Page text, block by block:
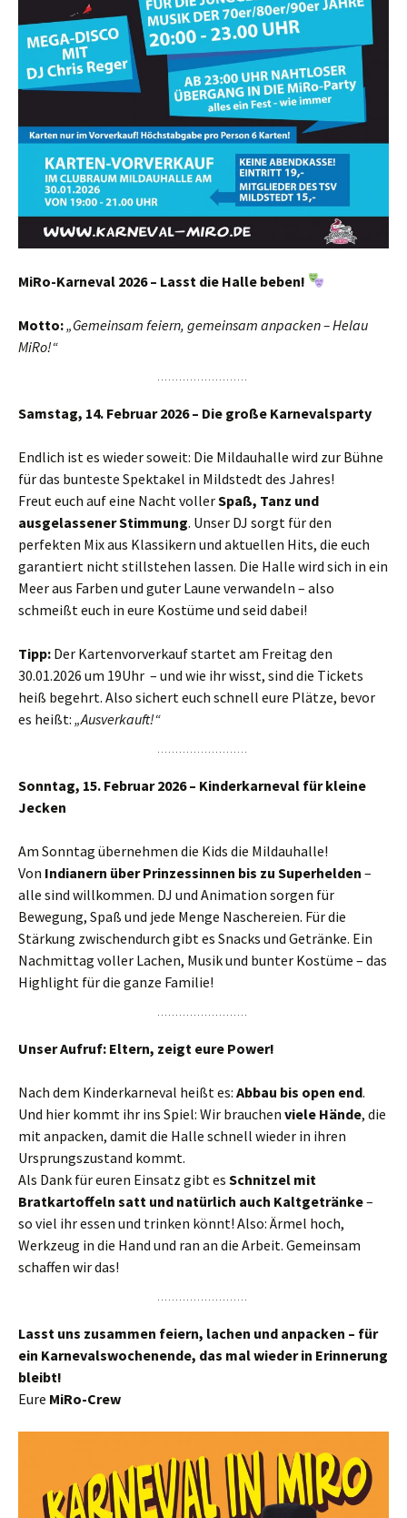
MiRo-Karneval 2026 – Lasst die Halle beben!
Motto:„Gemeinsam feiern, gemeinsam anpacken – Helau
MiRo!“
Samstag, 14. Februar 2026 – Die große Karnevalsparty
Endlich ist es wieder soweit: Die Mildauhalle wird zur Bühne
für das bunteste Spektakel in Mildstedt des Jahres!
Freut euch auf eine Nacht vollerSpaß, Tanz und
ausgelassener Stimmung. Unser DJ sorgt für den
perfekten Mix aus Klassikern und aktuellen Hits, die euch
garantiert nicht stillstehen lassen. Die Halle wird sich in ein
Meer aus Farben und guter Laune verwandeln – also
schmeißt euch in eure Kostüme und seid dabei!
Tipp: Der Kartenvorverkauf startet am Freitag den
30.01.2026 um 19Uhr – und wie ihr wisst, sind die Tickets
heiß begehrt. Also sichert euch schnell eure Plätze, bevor
es heißt: „Ausverkauft!“
Sonntag, 15. Februar 2026 – Kinderkarneval für kleine
Jecken
Am Sonntag übernehmen die Kids die Mildauhalle!
Von Indianern über Prinzessinnen bis zu Superhelden –
alle sind willkommen. DJ und Animation sorgen für
Bewegung, Spaß und jede Menge Naschereien. Für die
Stärkung zwischendurch gibt es Snacks und Getränke. Ein
Nachmittag voller Lachen, Musik und bunter Kostüme – das
Highlight für die ganze Familie!
Unser Aufruf: Eltern, zeigt eure Power!
Nach dem Kinderkarneval heißt es: Abbau bis open end.
Und hier kommt ihr ins Spiel: Wir brauchen viele Hände, die
mit anpacken, damit die Halle schnell wieder in ihren
Ursprungszustand kommt.
Als Dank für euren Einsatz gibt es Schnitzel mit
Bratkartoffeln satt und natürlich auch Kaltgetränke–
so viel ihr essen und trinken könnt! Also: Ärmel hoch,
Werkzeug in die Hand und ran an die Arbeit. Gemeinsam
schaffen wir das!
Lasst uns zusammen feiern, lachen und anpacken – für
ein Karnevalswochenende, das mal wieder in Erinnerung
bleibt!
Eure MiRo-Crew